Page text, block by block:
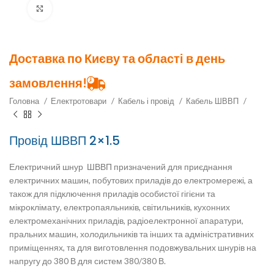
Доставка по Києву та області в день
замовлення!
Головна Електротовари Кабель і провід Кабель ШВВП
Провід ШВВП 2×1.5
Електричний шнур ШВВП призначений для приєднання
електричних машин, побутових приладів до електромережі, а
також для підключення приладів особистої гігієни та
мікроклімату, електропаяльників, світильників, кухонних
електромеханічних приладів, радіоелектронної апаратури,
пральних машин, холодильників та інших та адміністративних
приміщеннях, та для виготовлення подовжувальних шнурів на
напругу до 380 В для систем 380/380 В.